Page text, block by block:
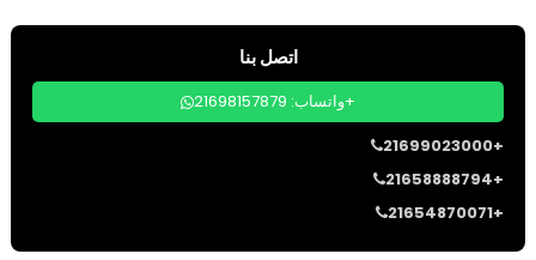
اتصل بنا
واتساب: 21698157879+
21699023000+
21658888794+
21654870071+